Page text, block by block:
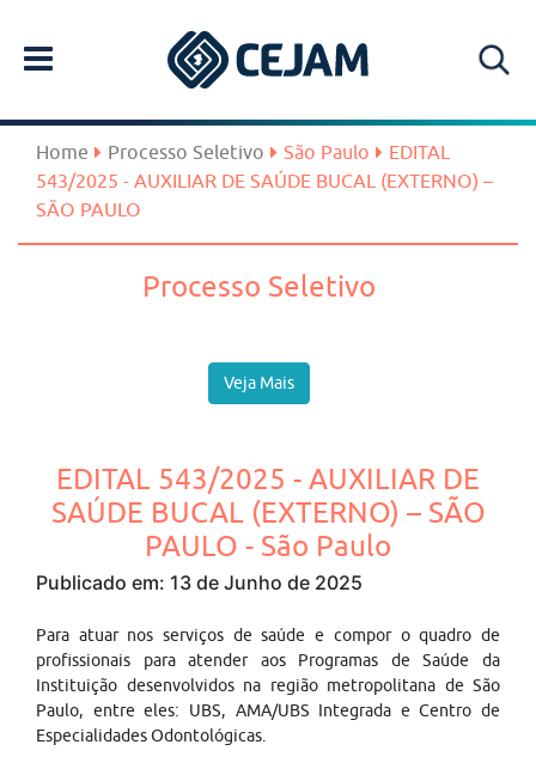
Home Processo Seletivo São Paulo
EDITAL
543/2025 - AUXILIAR DE SAÚDE BUCAL (EXTERNO) –
SÃO PAULO
Processo Seletivo
Veja Mais
EDITAL 543/2025 - AUXILIAR DE
SAÚDE BUCAL (EXTERNO) – SÃO
PAULO - São Paulo
Publicado em: 13 de Junho de 2025
Para atuar nos serviços de saúde e compor o quadro de
profissionais para atender aos Programas de Saúde da
Instituição desenvolvidos na região metropolitana de São
Paulo, entre eles: UBS, AMA/UBS Integrada e Centro de
Especialidades Odontológicas.